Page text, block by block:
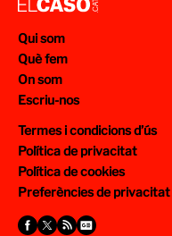
Qui som
Què fem
On som
Escriu-nos
Termes i condicions d’ús
Política de privacitat
Política de cookies
Preferències de privacitat